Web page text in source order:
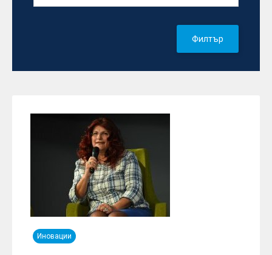
Филтър
Иновации